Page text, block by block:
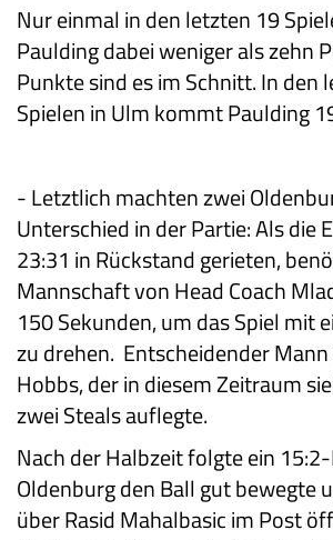
Nur einmal in den letzten 19
Paulding dabei weniger als zehn
Punkte sind es im Schnitt. In den
Spielen in Ulm kommt
-Letztlich machten zwei
Unterschied in der Partie: Als die
23:31 in Rückstand gerieten,
Mannschaft von Head Coach
150 Sekunden, um das Spiel mit
zu drehen. Entscheidender
Hobbs, der in diesem Zeitraum
zwei Steals auflegte.
Nach der Halbzeit folgte ein
Oldenburg den Ball gut bewegte
über Rasid Mahalbasic im Post